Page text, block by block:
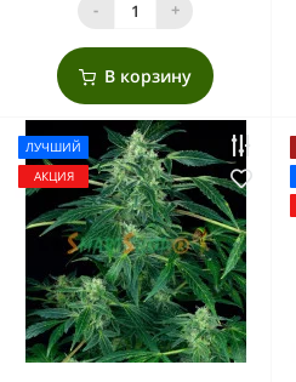
- +
В корзину
ЛУЧШИЙ
АКЦИЯ